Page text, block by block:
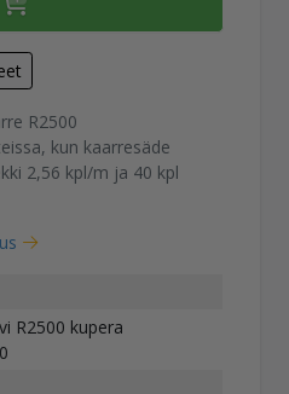
R2500
kun kaarresäde
2,56 kpl/m ja 40 kpl
R2500 kupera